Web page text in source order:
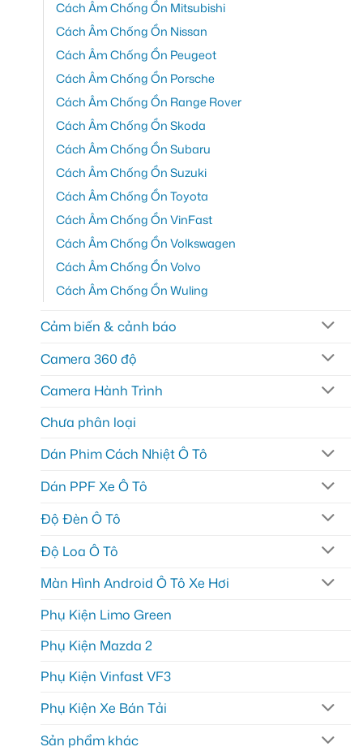
Cách Âm Chống Ồn Mitsubishi
Cách Âm Chống Ồn Nissan
Cách Âm Chống Ồn Peugeot
Cách Âm Chống Ồn Porsche
Cách Âm Chống Ồn Range Rover
Cách Âm Chống Ồn Skoda
Cách Âm Chống Ồn Subaru
Cách Âm Chống Ồn Suzuki
Cách Âm Chống Ồn Toyota
Cách Âm Chống Ồn VinFast
Cách Âm Chống Ồn Volkswagen
Cách Âm Chống Ồn Volvo
Cách Âm Chống Ồn Wuling
Cảm biến & cảnh báo
Camera 360 độ
Camera Hành Trình
Chưa phân loại
Dán Phim Cách Nhiệt Ô Tô
Dán PPF Xe Ô Tô
Độ Đèn Ô Tô
Độ Loa Ô Tô
Màn Hình Android Ô Tô Xe Hơi
Phụ Kiện Limo Green
Phụ Kiện Mazda 2
Phụ Kiện Vinfast VF3
Phụ Kiện Xe Bán Tải
Sản phẩm khác